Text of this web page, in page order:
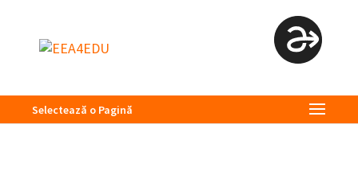
Selectează o Pagină